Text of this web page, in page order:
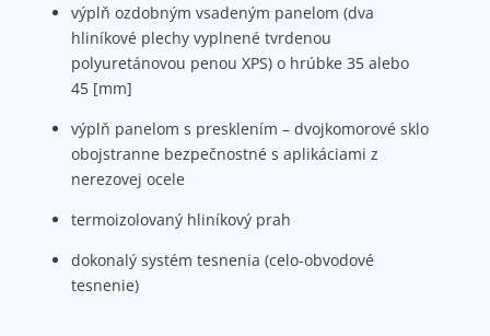
výplň ozdobným vsadeným panelom (dva
hliníkové plechy vyplnené tvrdenou
polyuretánovou penou XPS) o hrúbke 35 alebo
45 [mm]
výplň panelom s presklením – dvojkomorové sklo
obojstranne bezpečnostné s aplikáciami z
nerezovej ocele
termoizolovaný hliníkový prah
dokonalý systém tesnenia (celo-obvodové
tesnenie)